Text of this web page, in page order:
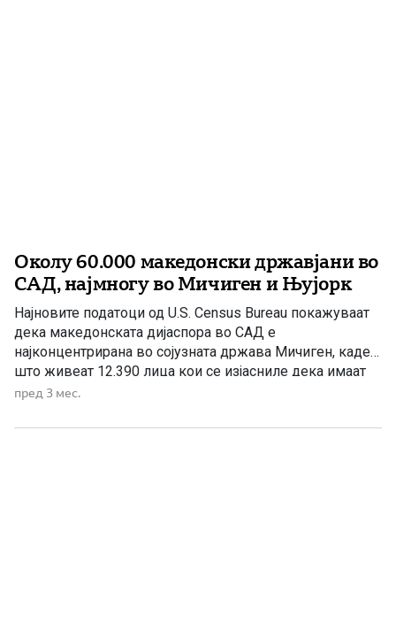
Околу 60.000 македонски државјани во
САД, најмногу во Мичиген и Њујорк
Најновите податоци од U.S. Census Bureau покажуваат
дека македонската дијаспора во САД е
најконцентрирана во сојузната држава Мичиген, каде
што живеат 12.390 лица кои се изјасниле дека имаат
македонско потекло. Веднаш зад неа е Њујорк со
Илиноис со 6.648. Значајни заедници има и во Њу
пред 3 мес.